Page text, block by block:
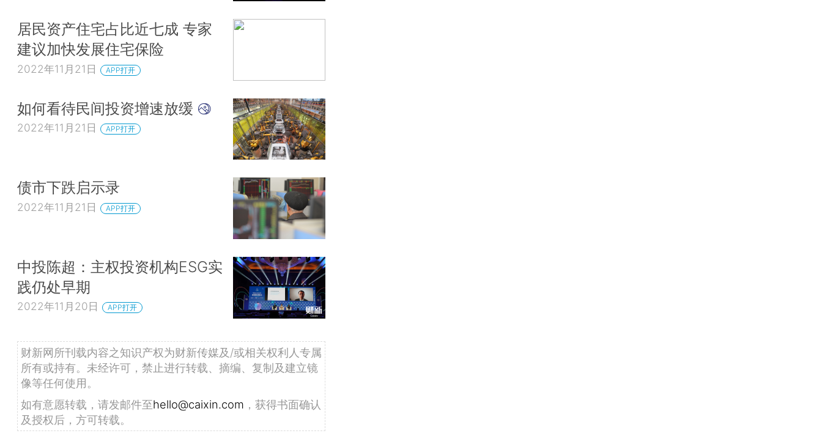
居民资产住宅占比近七成 专家
建议加快发展住宅保险
2022年11月21日 APP打开
如何看待民间投资增速放缓
2022年11月21日 APP打开
债市下跌启示录
2022年11月21日 APP打开
中投陈超：主权投资机构ESG实
践仍处早期
2022年11月20日 APP打开
财新网所刊载内容之知识产权为财新传媒及/或相关权利人专属
所有或持有。未经许可，禁止进行转载、摘编、复制及建立镜
像等任何使用。
如有意愿转载，请发邮件至hello@caixin.com ，获得书面确认
及授权后，方可转载。